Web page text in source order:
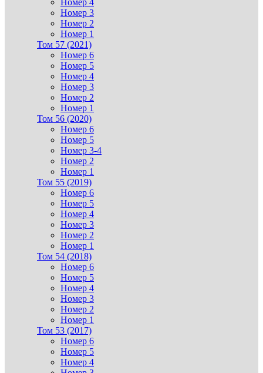
Номер 3
Номер 2
Номер 1
Том 57 (2021)
Номер 6
Номер 5
Номер 4
Номер 3
Номер 2
Номер 1
Том 56 (2020)
Номер 6
Номер 5
Номер 3-4
Номер 2
Номер 1
Том 55 (2019)
Номер 6
Номер 5
Номер 4
Номер 3
Номер 2
Номер 1
Том 54 (2018)
Номер 6
Номер 5
Номер 4
Номер 3
Номер 2
Номер 1
Том 53 (2017)
Номер 6
Номер 5
Номер 4